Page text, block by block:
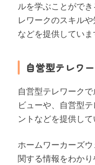
ルを学ぶことがで
レワークのスキル
などを提供していま
自営型テレワ
自営型テレワーク
ビューや、自営型
ントなどを提供して
ホームワーカーズ
関する情報をわか